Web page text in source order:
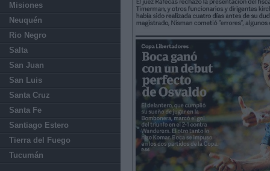
Misiones
Neuquén
Rio Negro
Salta
San Juan
San Luis
Santa Cruz
Santa Fe
Santiago Estero
Tierra del Fuego
Tucumán